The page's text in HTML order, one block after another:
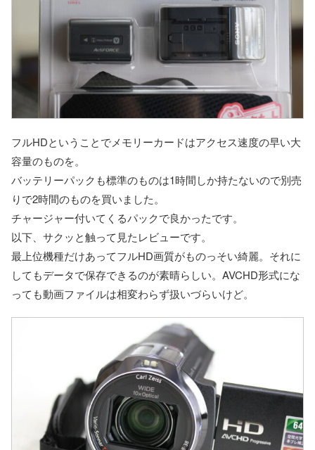
フルHDということでメモリーカードはアクセス速度の早い大
容量のものを。
バッテリーパックも標準のものは1時間しか持たないので別売
りで2時間のものを買いました。
チャージャー付いてくるパックで良かったです。
以下、サクッと触って見たレビューです。
最上位機種だけあってフルHD画質がものっそい綺麗。それに
してもデータで保存できるのが素晴らしい。AVCHD形式にな
っても動画ファイルは相変わらず扱いづらいけど。